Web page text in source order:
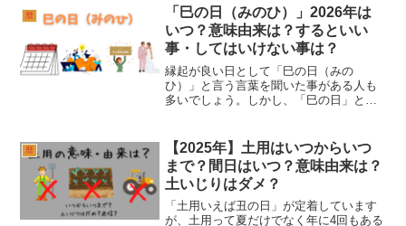
気になることもあると思います。中で
も、土地に関する行動をとる...
暦
「巳の日（みのひ）」2026年は
いつ？意味由来は？するといい
事・してはいけない事は？
縁起が良い日として「巳の日（みの
ひ）」と言う言葉を聞いた事がある人も
多いでしょう。しかし、「巳の日」とは
す。大和ここでは「巳の日（みのひ）」
について紹介しています。「巳...
暦
【2025年】土用はいつからいつ
まで？間日はいつ？意味由来は？
土いじりはダメ？
「土用いえば丑の日」が定着しています
が、土用って夏だけでなく年に4回もある